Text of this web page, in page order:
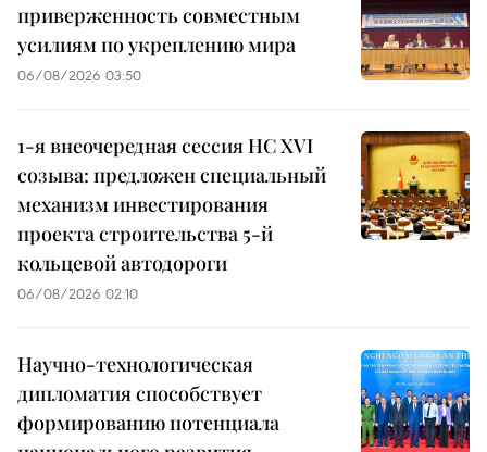
приверженность совместным
усилиям по укреплению мира
06/08/2026 03:50
1-я внеочередная сессия НС XVI
созыва: предложен специальный
механизм инвестирования
проекта строительства 5-й
кольцевой автодороги
06/08/2026 02:10
Научно-технологическая
дипломатия способствует
формированию потенциала